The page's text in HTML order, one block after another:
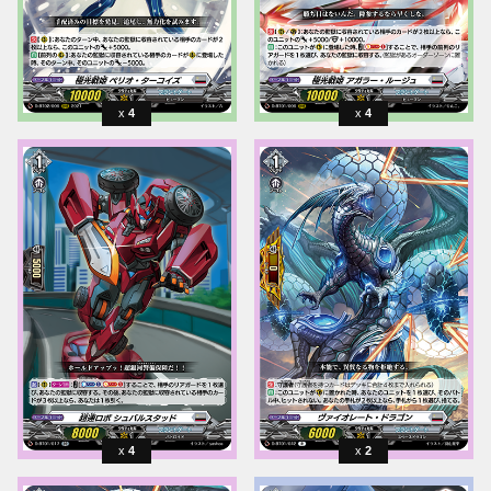
4 4
4 2